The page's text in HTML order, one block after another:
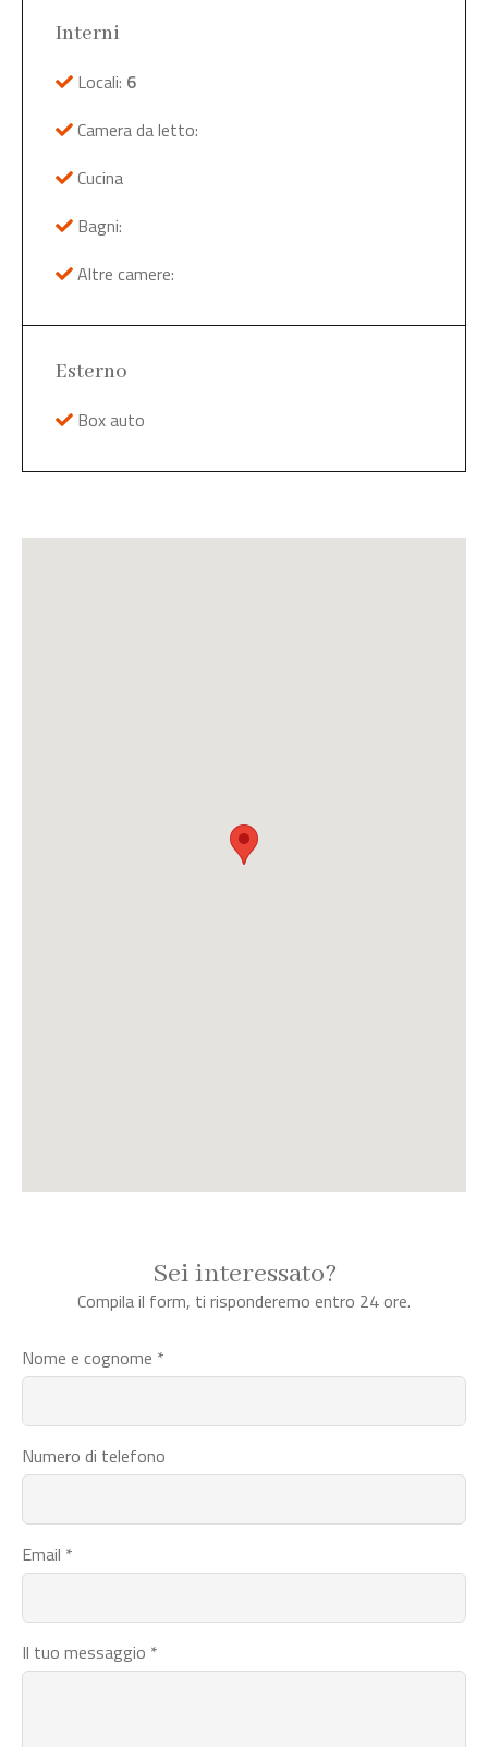
Interni
Locali: 6
Camera da letto:
Cucina
Bagni:
Altre camere:
Esterno
Box auto
Sei interessato?
Compila il form, ti risponderemo entro 24 ore.
Nome e cognome *
Numero di telefono
Email *
Il tuo messaggio *